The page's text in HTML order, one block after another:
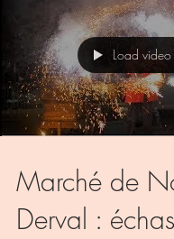
Load video
Marché de
Derval :